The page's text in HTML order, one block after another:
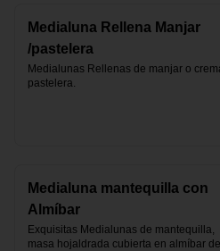
Medialuna Rellena Manjar
/pastelera
Medialunas Rellenas de manjar o
pastelera.
Medialuna mantequilla con
Almíbar
Exquisitas Medialunas de mantequilla,
masa hojaldrada cubierta en almíbar de